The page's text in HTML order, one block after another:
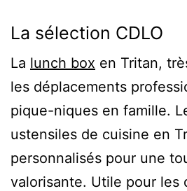
La sélection CDLO
La lunch box en Tritan,
les déplacements
pique-niques en famille.
ustensiles de cuisine en
personnalisés pour une
valorisante. Utile pour les